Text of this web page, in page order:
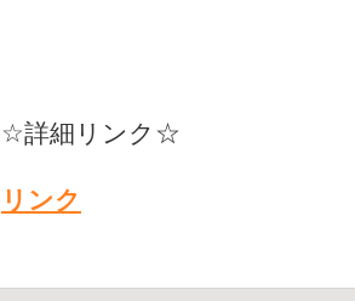
☆詳細リンク☆
リンク